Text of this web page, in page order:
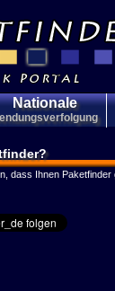
Nationale
dass Ihnen Paketfinder